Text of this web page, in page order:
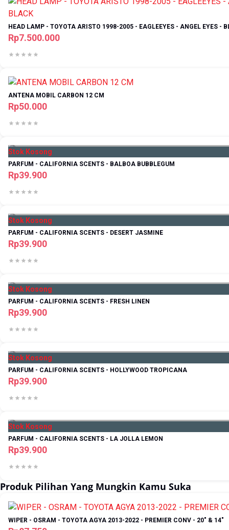
HEAD LAMP - TOYOTA ARISTO 1998-2005 - EAGLEEYES - ANGEL EYES -
Rp7.500.000
ANTENA MOBIL CARBON 12 CM
Rp50.000
Stok Kosong
PARFUM - CALIFORNIA SCENTS - BALBOA BUBBLEGUM
Rp39.900
Stok Kosong
PARFUM - CALIFORNIA SCENTS - DESERT JASMINE
Rp39.900
Stok Kosong
PARFUM - CALIFORNIA SCENTS - FRESH LINEN
Rp39.900
Stok Kosong
PARFUM - CALIFORNIA SCENTS - HOLLYWOOD TROPICANA
Rp39.900
Stok Kosong
PARFUM - CALIFORNIA SCENTS - LA JOLLA LEMON
Rp39.900
Produk Pilihan Yang Mungkin Kamu Suka
WIPER - OSRAM - TOYOTA AGYA 2013-2022 - PREMIER CONV - 20" & 14"